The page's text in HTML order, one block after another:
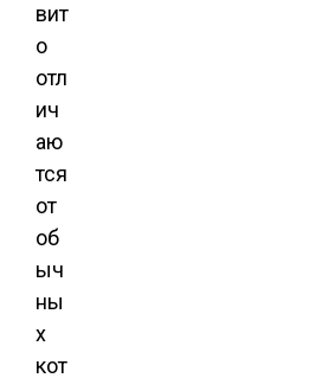
вит
о
отл
ич
аю
тся
от
об
ыч
ны
х
кот